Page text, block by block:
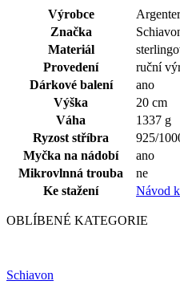
Výrobce
Značka
Materiál
Provedení
ruční
Dárkové balení
ano
Výška
20 cm
Váha
1337 g
Ryzost stříbra
925/
Myčka na nádobí
ano
Mikrovlnná trouba
ne
Ke stažení
Návod
OBLÍBENÉ KATEGORIE
Schiavon